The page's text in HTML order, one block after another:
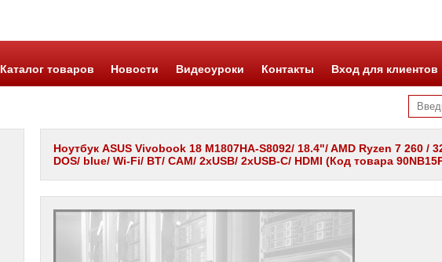
Каталог товаров Новости Видеоуроки Контакты Вход для клиентов
Ноутбук ASUS Vivobook 18 M1807HA-S8092/ 18.4"/ AMD Ryzen 7 260 /
DOS/ blue/ Wi-Fi/ BT/ CAM/ 2xUSB/ 2xUSB-C/ HDMI (Код товара